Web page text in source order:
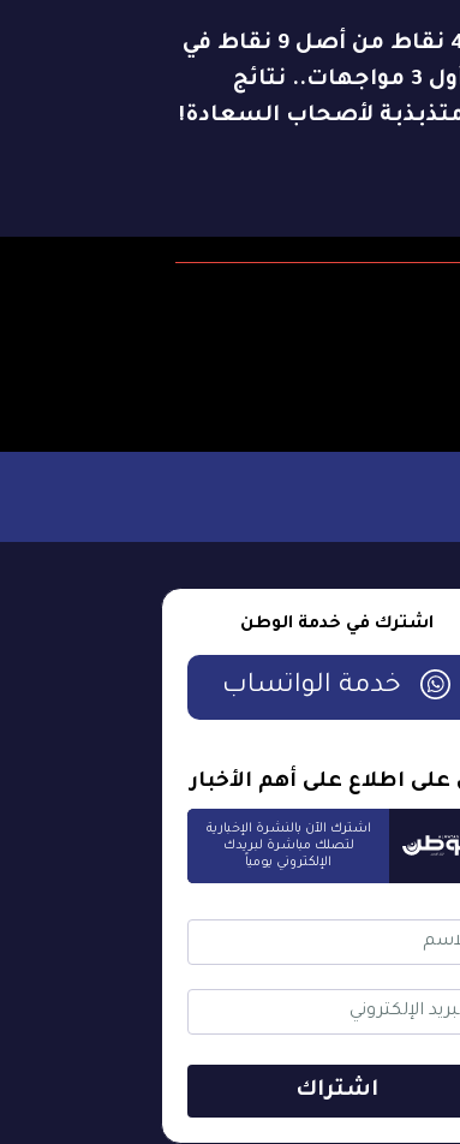
4 نقاط من أصل 9 نقاط في
أول 3 مواجهات.. نتائج
لأصحاب السعادة!
اشترك في خدمة الوطن
خدمة الواتساب
على اطلاع على أهم الأخبار
اشترك الآن بالنشرة الإخبارية
لتصلك مباشرة لبريدك
الإلكتروني يومياً
اشتراك